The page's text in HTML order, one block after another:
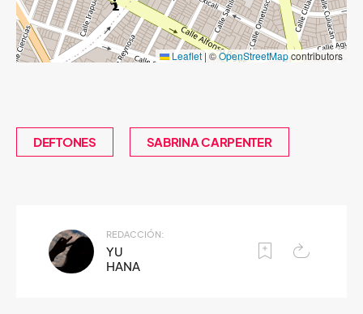
Leaflet| ©OpenStreetMapcontributors
DEFTONES SABRINA CARPENTER
REDACCIÓN:
YU
HANA